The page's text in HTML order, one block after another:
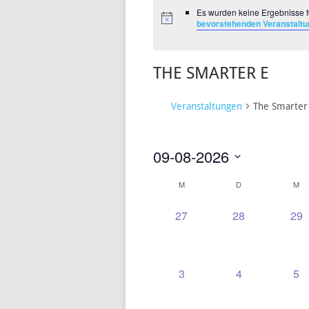
Es wurden keine
bevorstehenden
THE SMARTER E
Veranstaltungen The Smarter
09-08-2026
wählen.
KALENDER
VON
M D M
0
27
0
28
0
29
0
3
0
4
0
5